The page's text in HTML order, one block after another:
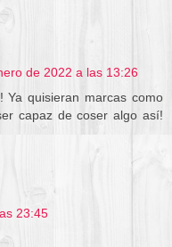
de 2022 a las 13:26
Ya quisieran marcas como
capaz de coser algo así!
23:45